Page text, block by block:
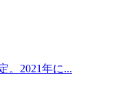
。2021年に...